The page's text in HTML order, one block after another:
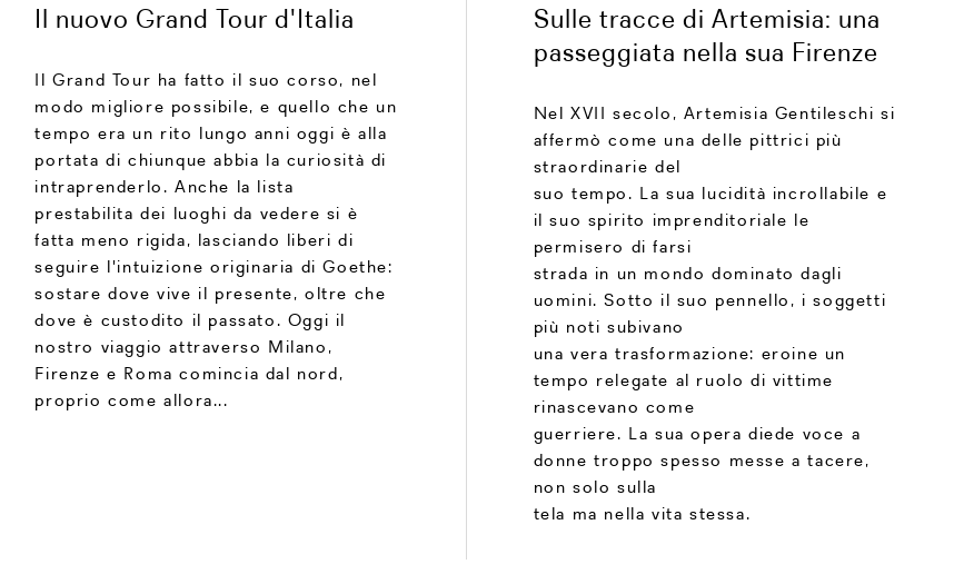
Il nuovo Grand Tour d'Italia
Il Grand Tour ha fatto il suo corso, nel
modo migliore possibile, e quello che un
tempo era un rito lungo anni oggi è alla
portata di chiunque abbia la curiosità di
intraprenderlo. Anche la lista
prestabilita dei luoghi da vedere si è
fatta meno rigida, lasciando liberi di
seguire l'intuizione originaria di Goethe:
sostare dove vive il presente, oltre che
dove è custodito il passato. Oggi il
nostro viaggio attraverso Milano,
Firenze e Roma comincia dal nord,
proprio come allora...
Sulle tracce di Artemisia: una
passeggiata nella sua Firenze
Nel XVII secolo, Artemisia Gentileschi si
affermò come una delle pittrici più
straordinarie del
suo tempo. La sua lucidità incrollabile e
il suo spirito imprenditoriale le
permisero di farsi
strada in un mondo dominato dagli
uomini. Sotto il suo pennello, i soggetti
più noti subivano
una vera trasformazione: eroine un
tempo relegate al ruolo di vittime
rinascevano come
guerriere. La sua opera diede voce a
donne troppo spesso messe a tacere,
non solo sulla
tela ma nella vita stessa.